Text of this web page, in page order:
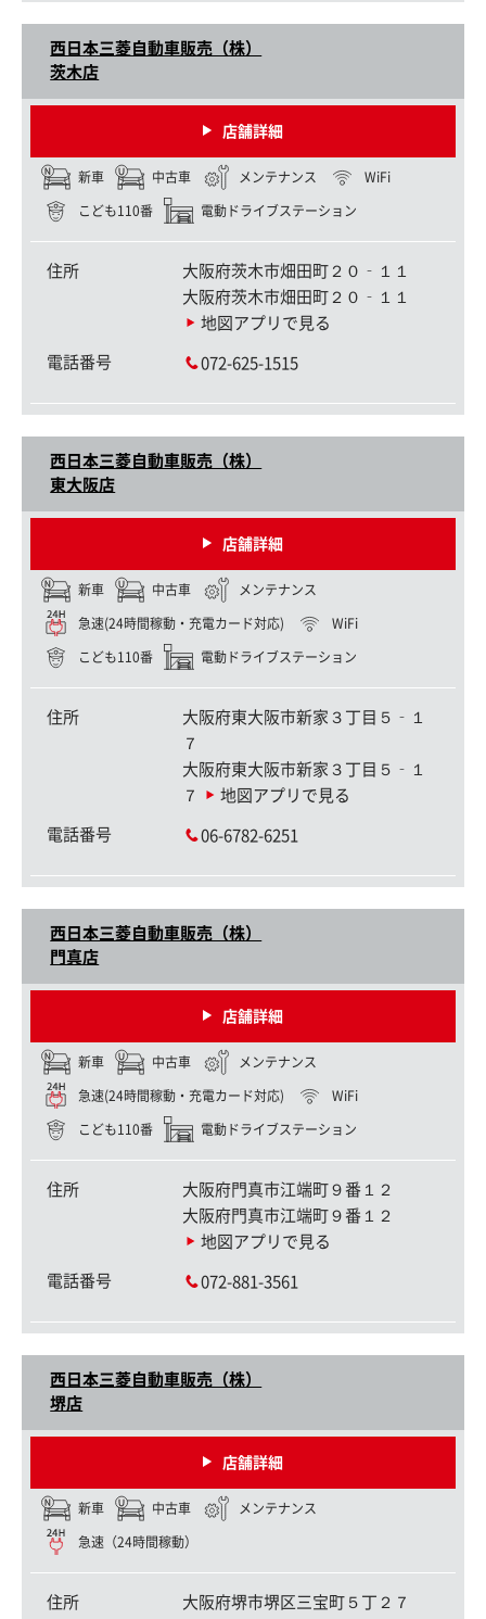
西日本三菱自動車販売（株）
茨木店
店舗詳細
新車 中古車 メンテナンス WiFi
こども110番 電動ドライブステーション
住所
大阪府茨木市畑田町２０‐１１
大阪府茨木市畑田町２０‐１１
地図アプリで見る
電話番号 072-625-1515
西日本三菱自動車販売（株）
東大阪店
店舗詳細
新車 中古車 メンテナンス
急速(24時間稼動・充電カード対応) WiFi
こども110番 電動ドライブステーション
住所
大阪府東大阪市新家３丁目５‐１
７
大阪府東大阪市新家３丁目５‐１
７
地図アプリで見る
電話番号 06-6782-6251
西日本三菱自動車販売（株）
門真店
店舗詳細
新車 中古車 メンテナンス
急速(24時間稼動・充電カード対応) WiFi
こども110番 電動ドライブステーション
住所
大阪府門真市江端町９番１２
大阪府門真市江端町９番１２
地図アプリで見る
電話番号 072-881-3561
西日本三菱自動車販売（株）
堺店
店舗詳細
新車 中古車 メンテナンス
急速（24時間稼動）
住所
大阪府堺市堺区三宝町５丁２７